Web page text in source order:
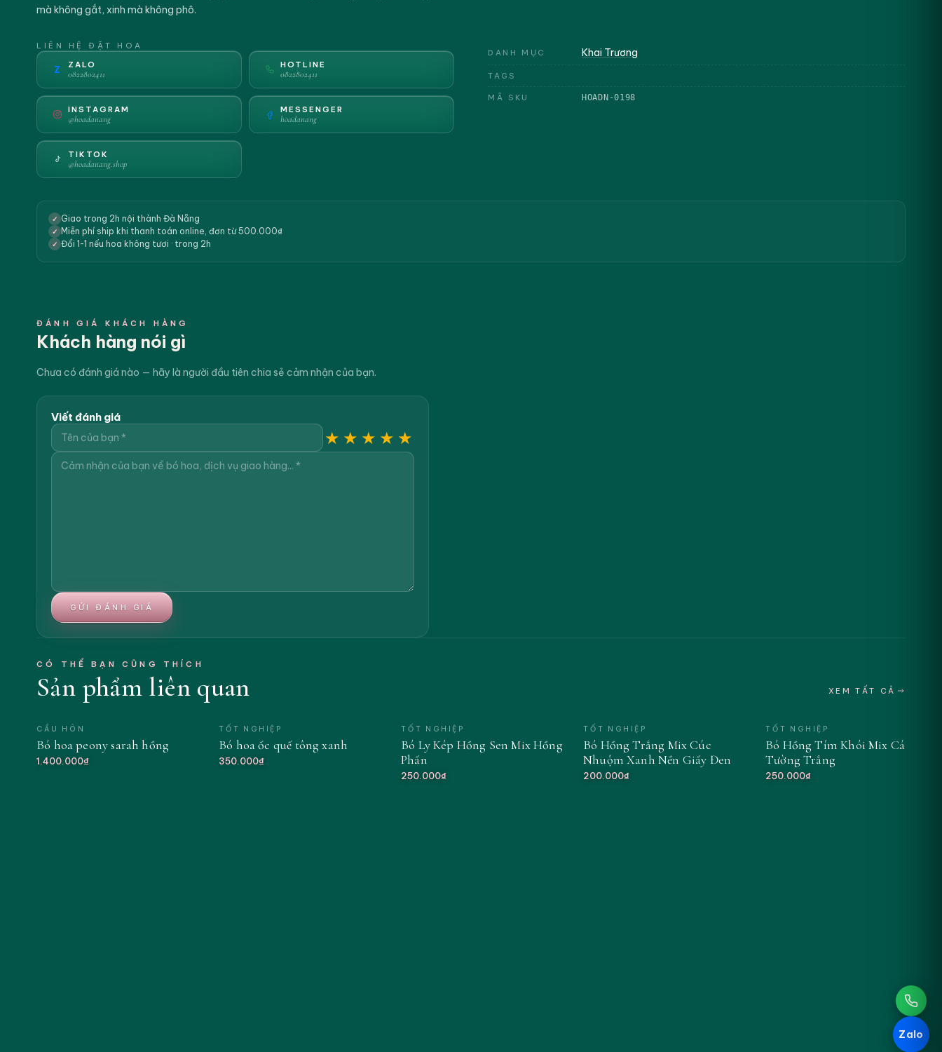
mà không gắt, xinh mà không phô.
LIÊN HỆ ĐẶT HOA
Z ZALO
0822802411
HOTLINE
0822802411
INSTAGRAM
@hoadanang
MESSENGER
hoadanang
TIKTOK
@hoadanang.shop
DANH MỤC Khai Trương
TAGS
MÃ SKU HOADN-0198
✓ Giao trong 2h nội thành Đà Nẵng
✓ Miễn phí ship khi thanh toán online, đơn từ 500.000₫
✓ Đổi 1-1 nếu hoa không tươi · trong 2h
ĐÁNH GIÁ KHÁCH HÀNG
Khách hàng nói gì
Chưa có đánh giá nào — hãy là người đầu tiên chia sẻ cảm nhận của bạn.
Viết đánh giá
★ ★ ★ ★ ★
GỬI ĐÁNH GIÁ
CÓ THỂ BẠN CŨNG THÍCH
Sản phẩm liên quan XEM TẤT CẢ
MỚI
CẦU HÔN
Bó hoa peony sarah hồng
1.400.000₫
TỐT NGHIỆP
Bó hoa ốc quế tông xanh
350.000₫
TỐT NGHIỆP
Bó Ly Kép Hồng Sen Mix Hồng
Phấn
250.000₫
TỐT NGHIỆP
Bó Hồng Trắng Mix Cúc
Nhuộm Xanh Nền Giấy Đen
200.000₫
TỐT NGHIỆP
Bó Hồng Tím Khói Mix Cát
Tường Trắng
250.000₫
Zalo